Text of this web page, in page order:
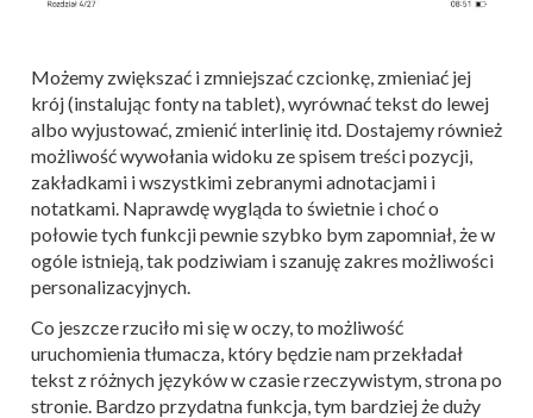
Możemy zwiększać i zmniejszać czcionkę, zmieniać jej
krój (instalując fonty na tablet), wyrównać tekst do lewej
albo wyjustować, zmienić interlinię itd. Dostajemy również
możliwość wywołania widoku ze spisem treści pozycji,
zakładkami i wszystkimi zebranymi adnotacjami i
notatkami. Naprawdę wygląda to świetnie i choć o
połowie tych funkcji pewnie szybko bym zapomniał, że w
ogóle istnieją, tak podziwiam i szanuję zakres możliwości
personalizacyjnych.
Co jeszcze rzuciło mi się w oczy, to możliwość
uruchomienia tłumacza, który będzie nam przekładał
tekst z różnych języków w czasie rzeczywistym, strona po
stronie. Bardzo przydatna funkcja, tym bardziej że duży